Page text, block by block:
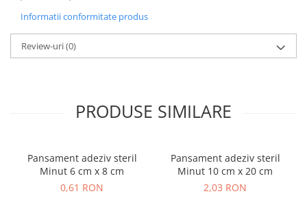
Informatii conformitate produs
Review-uri(0)
PRODUSE SIMILARE
Pansament adeziv steril
Minut 6 cm x 8 cm
0,61 RON
Pansament adeziv steril
Minut 10 cm x 20 cm
2,03 RON